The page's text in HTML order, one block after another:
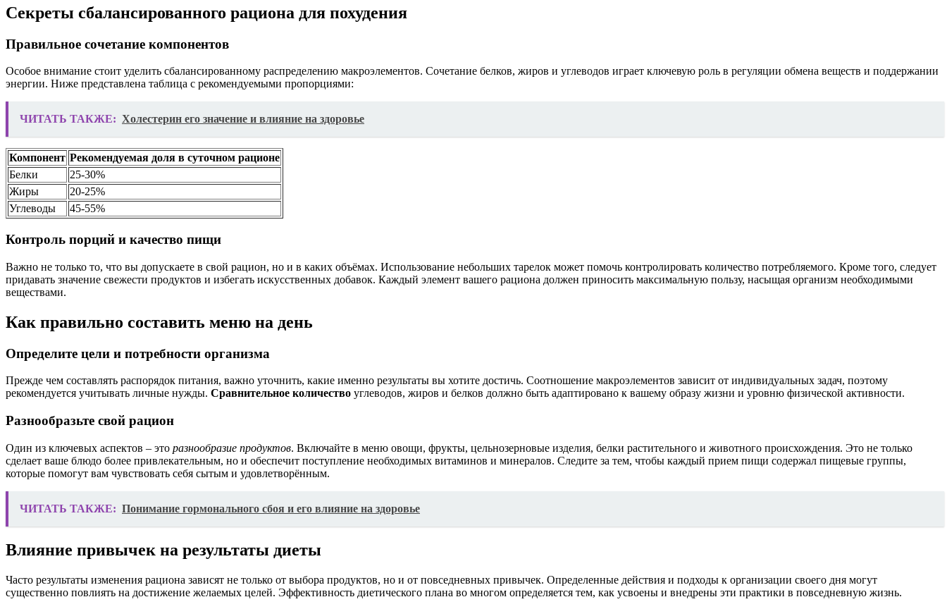
Секреты сбалансированного рациона для похудения
Правильное сочетание компонентов
Особое внимание стоит уделить сбалансированному распределению макроэлементов. Сочетание белков, жиров и углеводов играет ключевую роль в регуляции обмена веществ и поддержании
энергии. Ниже представлена таблица с рекомендуемыми пропорциями:
ЧИТАТЬ ТАКЖЕ: Холестерин его значение и влияние на здоровье
Компонент Рекомендуемая доля в суточном рационе
Белки
25-30%
Жиры
20-25%
Углеводы
45-55%
Контроль порций и качество пищи
Важно не только то, что вы допускаете в свой рацион, но и в каких объёмах. Использование небольших тарелок может помочь контролировать количество потребляемого. Кроме того, следует
придавать значение свежести продуктов и избегать искусственных добавок. Каждый элемент вашего рациона должен приносить максимальную пользу, насыщая организм необходимыми
веществами.
Как правильно составить меню на день
Определите цели и потребности организма
Прежде чем составлять распорядок питания, важно уточнить, какие именно результаты вы хотите достичь. Соотношение макроэлементов зависит от индивидуальных задач, поэтому
рекомендуется учитывать личные нужды. Сравнительное количество углеводов, жиров и белков должно быть адаптировано к вашему образу жизни и уровню физической активности.
Разнообразьте свой рацион
Один из ключевых аспектов – это разнообразие продуктов. Включайте в меню овощи, фрукты, цельнозерновые изделия, белки растительного и животного происхождения. Это не только
сделает ваше блюдо более привлекательным, но и обеспечит поступление необходимых витаминов и минералов. Следите за тем, чтобы каждый прием пищи содержал пищевые группы,
которые помогут вам чувствовать себя сытым и удовлетворённым.
ЧИТАТЬ ТАКЖЕ: Понимание гормонального сбоя и его влияние на здоровье
Влияние привычек на результаты диеты
Часто результаты изменения рациона зависят не только от выбора продуктов, но и от повседневных привычек. Определенные действия и подходы к организации своего дня могут
существенно повлиять на достижение желаемых целей. Эффективность диетического плана во многом определяется тем, как усвоены и внедрены эти практики в повседневную жизнь.